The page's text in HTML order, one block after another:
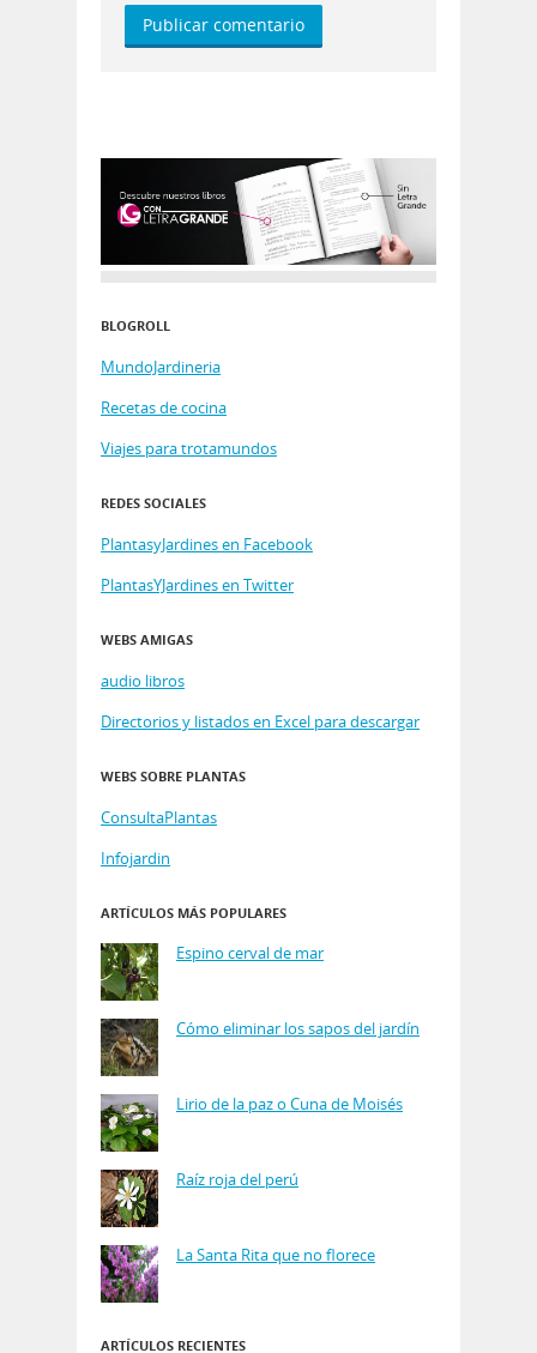
BLOGROLL
MundoJardineria
Recetas de cocina
Viajes para trotamundos
REDES SOCIALES
PlantasyJardines en Facebook
PlantasYJardines en Twitter
WEBS AMIGAS
audio libros
Directorios y listados en Excel para descargar
WEBS SOBRE PLANTAS
ConsultaPlantas
Infojardin
ARTÍCULOS MÁS POPULARES
Espino cerval de mar
Cómo eliminar los sapos del jardín
Lirio de la paz o Cuna de Moisés
Raíz roja del perú
La Santa Rita que no florece
ARTÍCULOS RECIENTES